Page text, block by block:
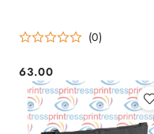
(0)
Cena:
63.00